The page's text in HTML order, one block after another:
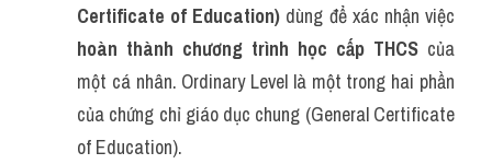
Certificate of Education) dùng để xác nhận việc
hoàn thành chương trình học cấp THCS của
một cá nhân. Ordinary Level là một trong hai phần
của chứng chỉ giáo dục chung (General Certificate
of Education).